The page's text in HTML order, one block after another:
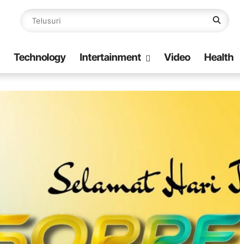
Technology Intertainment Video Health